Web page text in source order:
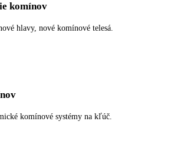
komínov
hlavy, nové komínové telesá.
komínové systémy na kľúč.